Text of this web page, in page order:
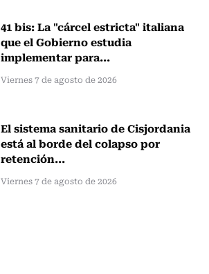
41 bis: La "cárcel estricta" italiana
que el Gobierno estudia
implementar para...
Viernes 7 de agosto de 2026
El sistema sanitario de Cisjordania
está al borde del colapso por
retención...
Viernes 7 de agosto de 2026